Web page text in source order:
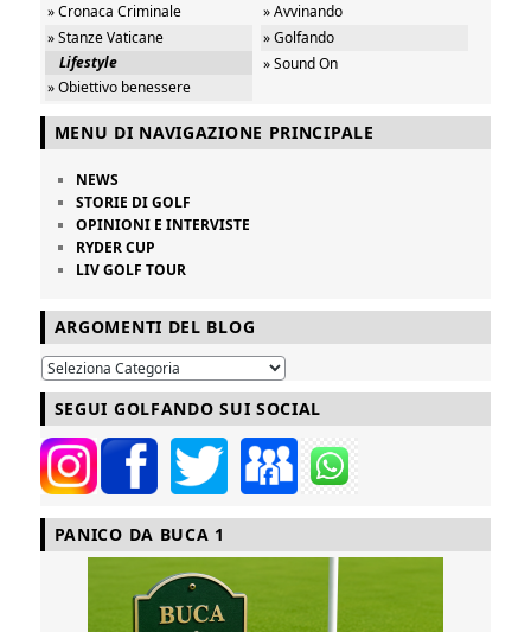
» Cronaca Criminale
» Stanze Vaticane
Lifestyle
» Obiettivo benessere
» Avvinando
» Golfando
» Sound On
MENU DI NAVIGAZIONE PRINCIPALE
NEWS
STORIE DI GOLF
OPINIONI E INTERVISTE
RYDER CUP
LIV GOLF TOUR
ARGOMENTI DEL BLOG
SEGUI GOLFANDO SUI SOCIAL
PANICO DA BUCA 1